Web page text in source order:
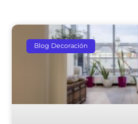
Blog Decoración